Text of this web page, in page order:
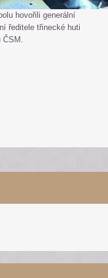
hovořili generální
ředitele třinecké huti
ČSM.